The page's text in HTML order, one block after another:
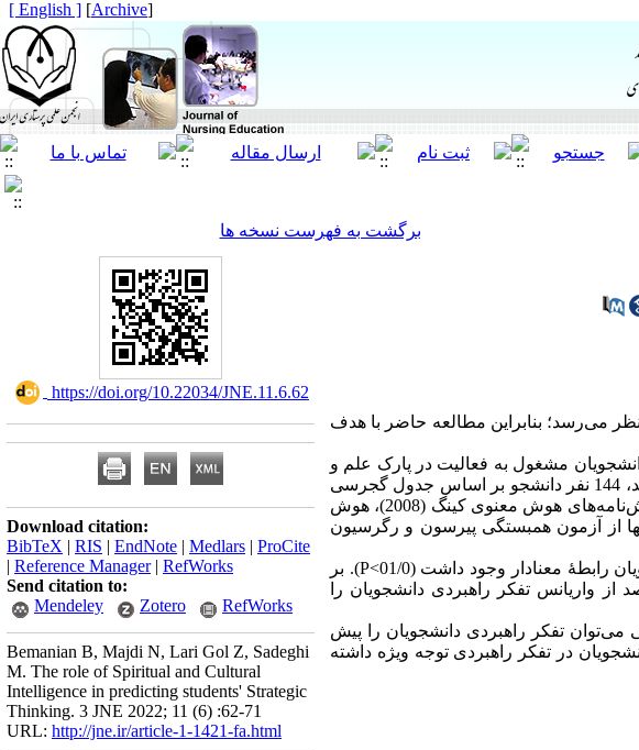
[
Archive
]
[ English ]
برگشت به فهرست نسخه ها
می‌رسد؛ بنابراین مطالعه حاضر با هدف
مشغول به فعالیت در پارک علم و
فناوری و واحدهای فناور وابسته به پارک علم و فناوری خراسان جنوبی در سال 1398 بودند، 144 نفر دانشجو بر اساس جدول گجرسی
بر اساس ملاک ورود و خروج انتخاب و به پرسش‌نامه‌های هوش معنوی کینگ (2008)، هوش
داده­ها از آزمون همبستگی پیرسون و رگرسیون
معنادار وجود داشت (01/0> P). بر
رگرسیون، هوش معنوی، ۷/۵۲ درصد و مؤلفه‌های هوش فرهنگی 7/46 درصد از واریانس تفکر راهبردی دانشجویان را
تفکر راهبردی دانشجویان را پیش
در تفکر راهبردی توجه ویژه داشته
‎ https://doi.org/10.22034/JNE.11.6.62
Download citation:
BibTeX | RIS | EndNote | Medlars | ProCite
| Reference Manager| RefWorks
Send citation to:
Mendeley
Zotero RefWorks
Bemanian B, Majdi N, Lari Gol Z, Sadeghi
M. The role of Spiritual and Cultural
Intelligence in predicting students' Strategic
Thinking. 3 JNE 2022; 11 (6) :62-71
URL: http://jne.ir/article-1-1421-fa.html